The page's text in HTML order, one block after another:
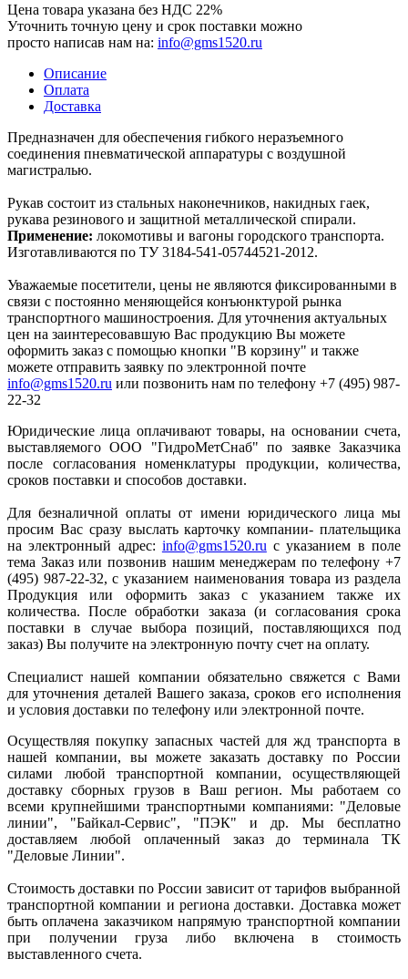
Цена товара указана без НДС 22%
Уточнить точную цену и срок поставки можно
просто написав нам на: info@gms1520.ru
Описание
Оплата
Доставка
Предназначен для обеспечения гибкого неразъемного
соединения пневматической аппаратуры с воздушной
магистралью.
Рукав состоит из стальных наконечников, накидных гаек,
рукава резинового и защитной металлической спирали.
Применение: локомотивы и вагоны городского транспорта.
Изготавливаются по ТУ 3184-541-05744521-2012.
Уважаемые посетители, цены не являются фиксированными в
связи с постоянно меняющейся конъюнктурой рынка
транспортного машиностроения. Для уточнения актуальных
цен на заинтересовавшую Вас продукцию Вы можете
оформить заказ с помощью кнопки "В корзину" и также
можете отправить заявку по электронной почте
info@gms1520.ru или позвонить нам по телефону +7 (495) 987-
22-32
Юридические лица оплачивают товары, на основании счета,
выставляемого ООО "ГидроМетСнаб" по заявке Заказчика
после согласования номенклатуры продукции, количества,
сроков поставки и способов доставки.
Для безналичной оплаты от имени юридического лица мы
просим Вас сразу выслать карточку компании- плательщика
на электронный адрес: info@gms1520.ru с указанием в поле
тема Заказ или позвонив нашим менеджерам по телефону +7
(495) 987-22-32, с указанием наименования товара из раздела
Продукция или оформить заказ с указанием также их
количества. После обработки заказа (и согласования срока
поставки в случае выбора позиций, поставляющихся под
заказ) Вы получите на электронную почту счет на оплату.
Специалист нашей компании обязательно свяжется с Вами
для уточнения деталей Вашего заказа, сроков его исполнения
и условия доставки по телефону или электронной почте.
Осуществляя покупку запасных частей для жд транспорта в
нашей компании, вы можете заказать доставку по России
силами любой транспортной компании, осуществляющей
доставку сборных грузов в Ваш регион. Мы работаем со
всеми крупнейшими транспортными компаниями: "Деловые
линии", "Байкал-Сервис", "ПЭК" и др. Мы бесплатно
доставляем любой оплаченный заказ до терминала ТК
"Деловые Линии".
Стоимость доставки по России зависит от тарифов выбранной
транспортной компании и региона доставки. Доставка может
быть оплачена заказчиком напрямую транспортной компании
при получении груза либо включена в стоимость
выставленного счета.